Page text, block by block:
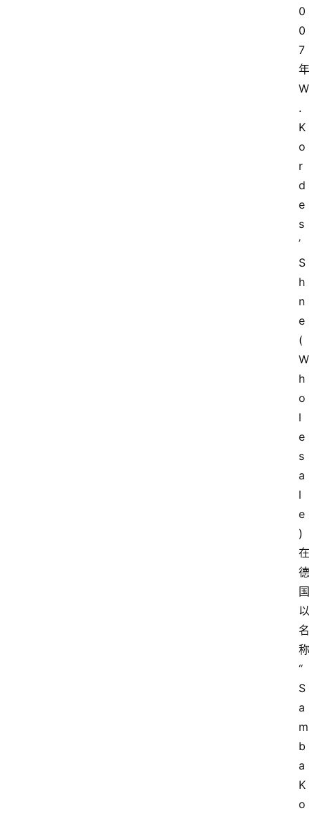
0
0
7
年
W
.
K
o
r
d
e
s
’
S
h
n
e
(
W
h
o
l
e
s
a
l
e
)
在
德
国
以
名
称
“
S
a
m
b
a
K
o